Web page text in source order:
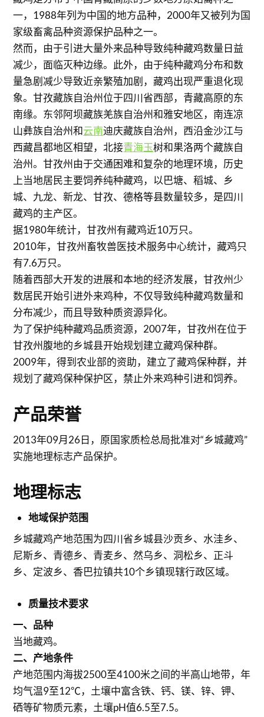
一，1988年列为中国的地方品种，2000年又被列为国
家级畜禽品种资源保护品种之一。
然而，由于引进大量外来品种导致纯种藏鸡数量日益
减少，面临灭种边缘。此外，由于纯种藏鸡分布和数
量急剧减少导致近亲繁殖加剧，藏鸡出现严重退化现
象。甘孜藏族自治州位于四川省西部，青藏高原的东
南缘。东邻阿坝藏族羌族自治州和雅安地区，南连凉
山彝族自治州和云南迪庆藏族自治州，西沿金沙江与
西藏昌都地区相望，北接青海玉树和果洛两个藏族自
治州。甘孜州由于交通困难和复杂的地理环境，历史
上当地居民主要饲养纯种藏鸡，以巴塘、稻城、乡
城、九龙、新龙、甘孜、德格等县数量较多，是四川
藏鸡的主产区。
据1980年统计，甘孜州有藏鸡近10万只。
2010年，甘孜州畜牧兽医技术服务中心统计，藏鸡只
有7.6万只。
随着西部大开发的进展和本地的经济发展，甘孜州少
数居民开始引进外来鸡种，不仅导致纯种藏鸡数量和
分布减少，而且导致种质资源异化。
为了保护纯种藏鸡品质资源，2007年，甘孜州在位于
甘孜州腹地的乡城县开始规划建立藏鸡保种群。
2009年，得到农业部的资助，建立了藏鸡保种群，并
规划了藏鸡保种保护区，禁止外来鸡种引进和饲养。
产品荣誉
2013年09月26日，原国家质检总局批准对“乡城藏鸡”
实施地理标志产品保护。
地理标志
地域保护范围
乡城藏鸡产地范围为四川省乡城县沙贡乡、水洼乡、
尼斯乡、青德乡、青麦乡、然乌乡、洞松乡、正斗
乡、定波乡、香巴拉镇共10个乡镇现辖行政区域。
质量技术要求
一、品种
当地藏鸡。
二、产地条件
产地范围内海拔2500至4100米之间的半高山地带，年
均气温9至12℃，土壤中富含铁、钙、镁、锌、钾、
硒等矿物质元素，土壤pH值6.5至7.5。